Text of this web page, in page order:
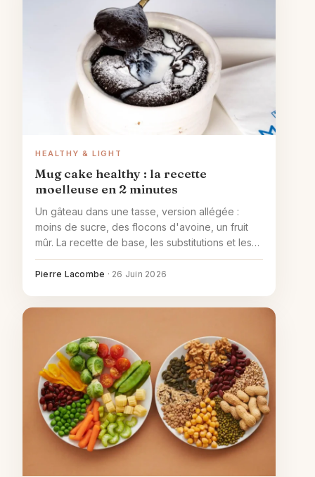
HEALTHY & LIGHT
Mug cake healthy : la recette
moelleuse en 2 minutes
Un gâteau dans une tasse, version allégée :
moins de sucre, des flocons d'avoine, un fruit
mûr. La recette de base, les substitutions et les
variantes pour un mug cake healthy bien
moelleux.
Pierre Lacombe · 26 Juin 2026